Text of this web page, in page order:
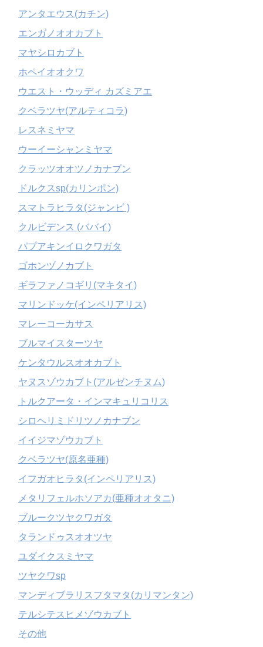
アンタエウス(カチン)
エンガノオオカブト
マヤシロカブト
ホペイオオクワ
ウエスト・ウッディ カズミアエ
クベラツヤ(アルティコラ)
レスネミヤマ
ウーイーシャンミヤマ
クラッツオオツノカナブン
ドルクスsp(カリンポン)
スマトラヒラタ(ジャンビ )
クルビデンス (ババイ)
パプアキンイロクワガタ
ゴホンヅノカブト
ギラファノコギリ(マキタイ)
マリンドッケ(インペリアリス)
マレーコーカサス
ブルマイスターツヤ
ケンタウルスオオカブト
ヤヌスゾウカブト(アルゼンチヌム)
トルクアータ・インマキュリコリス
シロヘリミドリツノカナブン
イイジマゾウカブト
クベラツヤ(原名亜種)
イフガオヒラタ(インペリアリス)
メタリフェルホソアカ(亜種オオタニ)
ブルークツヤクワガタ
タランドゥスオオツヤ
ユダイクスミヤマ
ツヤクワsp
マンディブラリスフタマタ(カリマンタン)
テルシテスヒメゾウカブト
その他